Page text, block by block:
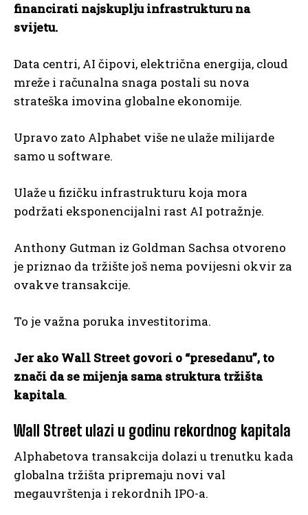
financirati najskuplju infrastrukturu na
svijetu.
Data centri, AI čipovi, električna energija, cloud
mreže i računalna snaga postali su nova
strateška imovina globalne ekonomije.
Upravo zato Alphabet više ne ulaže milijarde
samo u software.
Ulaže u fizičku infrastrukturu koja mora
podržati eksponencijalni rast AI potražnje.
Anthony Gutman iz Goldman Sachsa otvoreno
je priznao da tržište još nema povijesni okvir za
ovakve transakcije.
To je važna poruka investitorima.
Jer ako Wall Street govori o “presedanu”, to
znači da se mijenja sama struktura tržišta
kapitala.
Wall Street ulazi u godinu rekordnog kapitala
Alphabetova transakcija dolazi u trenutku kada
globalna tržišta pripremaju novi val
megauvrštenja i rekordnih IPO-a.